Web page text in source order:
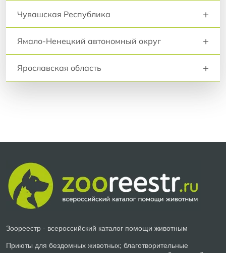
Чувашская Республика +
Ямало-Ненецкий автономный округ +
Ярославская область +
Зоореестр - всероссийский каталог помощи животным
Приюты для бездомных животных; благотворительные